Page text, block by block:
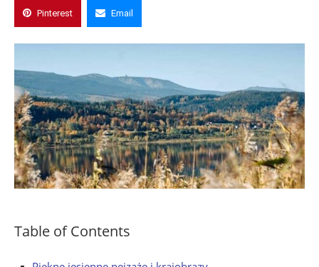
Pinterest Email
Table of Contents